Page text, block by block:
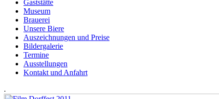
Gaststätte
Museum
Brauerei
Unsere Biere
Auszeichnungen und Preise
Bildergalerie
Termine
Ausstellungen
Kontakt und Anfahrt
.